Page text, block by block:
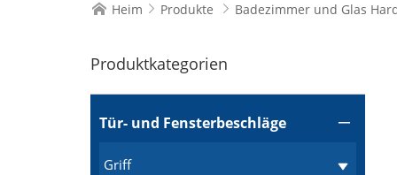
 Heim  Produkte  Badezimmer und Glas
Produktkategorien
Tür- und Fensterbeschläge 
Griff